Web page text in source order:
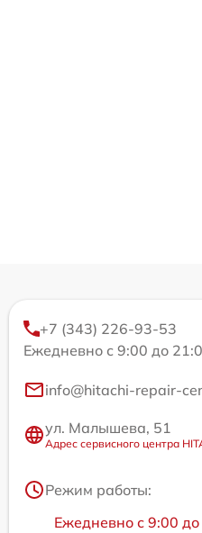
+7 (343) 226-93-53
Ежедневно с 9:00 до
info@hitachi-repair-
ул. Малышева, 51
Адрес сервисного центра
Режим работы:
Ежедневно с 9:00